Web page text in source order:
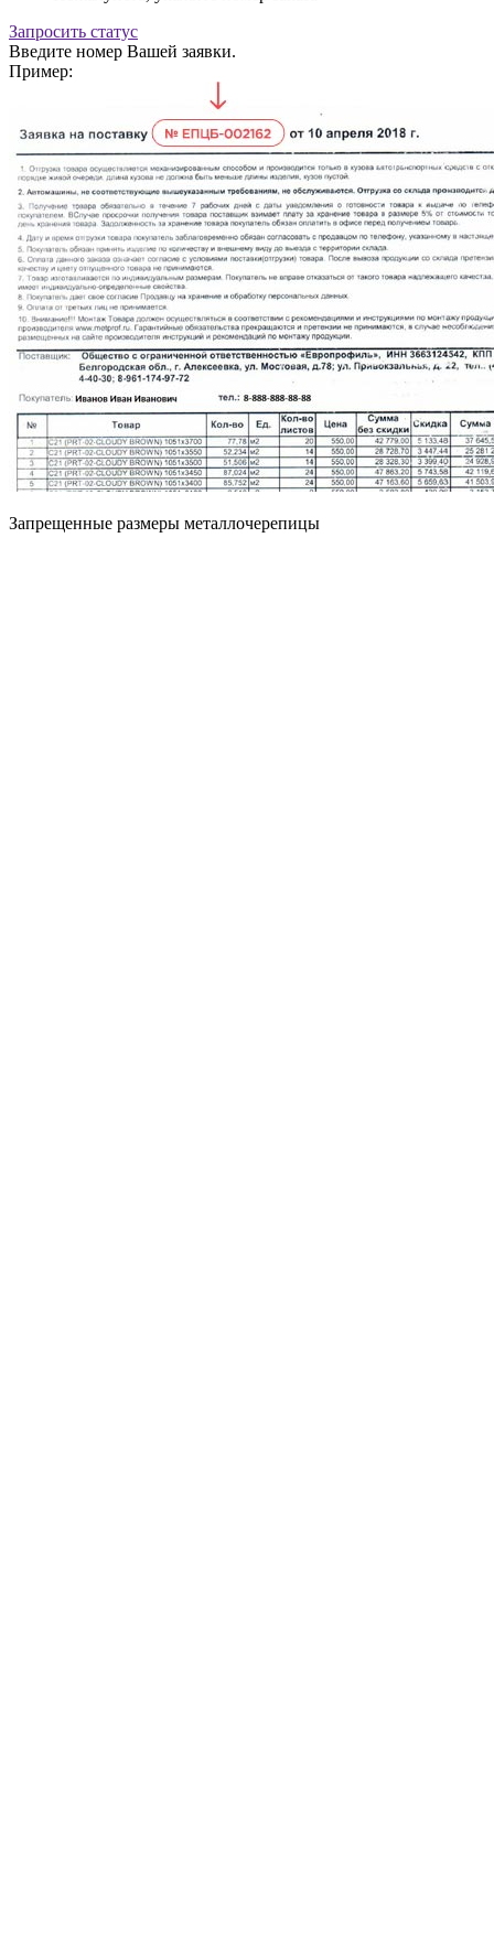
Запросить статус
Введите номер Вашей заявки.
Пример:
Запрещенные размеры металлочерепицы